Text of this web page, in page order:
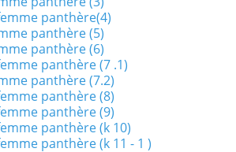
panthère(4)
panthère (5)
panthère (6)
panthère (7 .1)
panthère (7.2)
panthère (8)
panthère (9)
panthère (k 10)
panthère (k 11 - 1 )